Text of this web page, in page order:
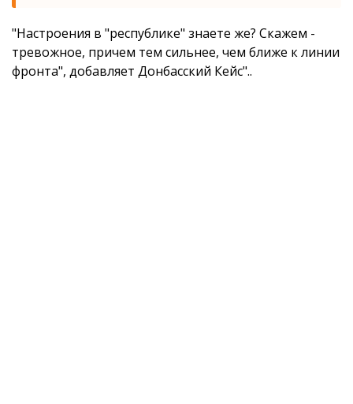
"Настроения в "республике" знаете же? Скажем -
тревожное, причем тем сильнее, чем ближе к линии
фронта", добавляет Донбасский Кейс"..